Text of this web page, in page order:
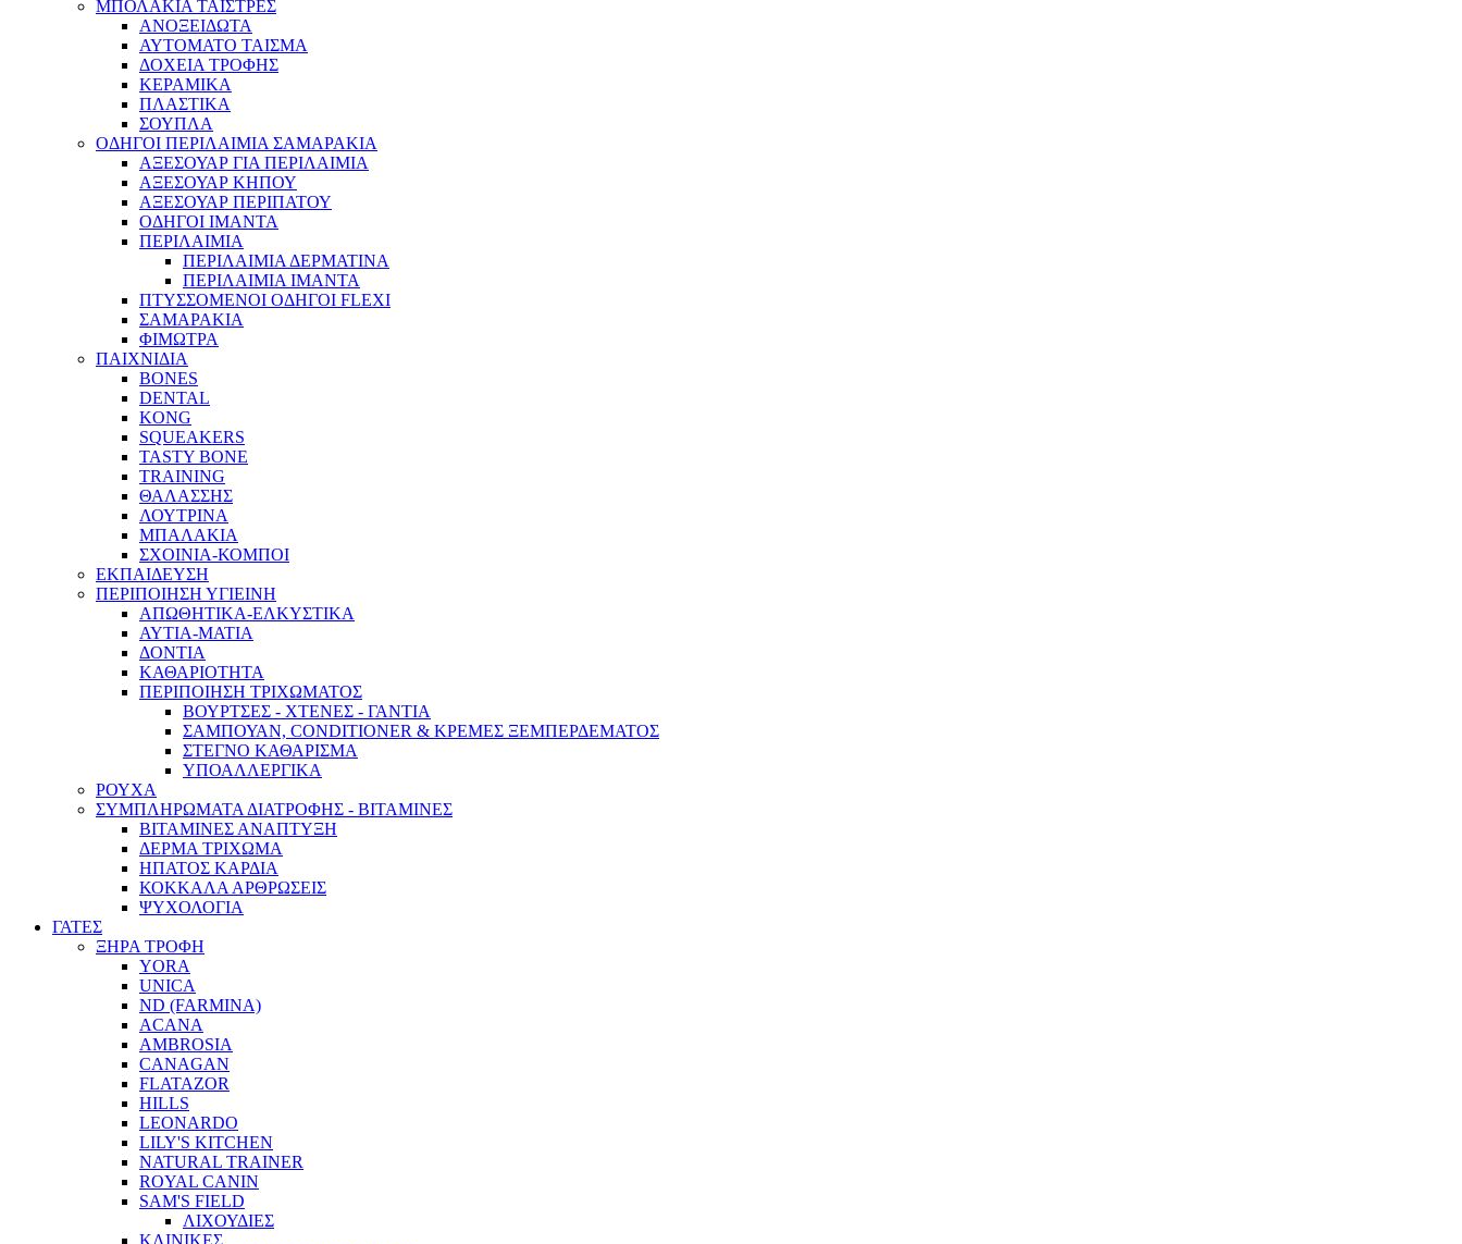
ΜΠΟΛΑΚΙΑ ΤΑΪΣΤΡΕΣ
ΑΝΟΞΕΙΔΩΤΑ
ΑΥΤΟΜΑΤΟ ΤΑΙΣΜΑ
ΔΟΧΕΙΑ ΤΡΟΦΗΣ
ΚΕΡΑΜΙΚΑ
ΠΛΑΣΤΙΚΑ
ΣΟΥΠΛΑ
ΟΔΗΓΟΙ ΠΕΡΙΛΑΙΜΙΑ ΣΑΜΑΡΑΚΙΑ
ΑΞΕΣΟΥΑΡ ΓΙΑ ΠΕΡΙΛΑΙΜΙΑ
ΑΞΕΣΟΥΑΡ ΚΗΠΟΥ
ΑΞΕΣΟΥΑΡ ΠΕΡΙΠΑΤΟΥ
ΟΔΗΓΟΙ ΙΜΑΝΤΑ
ΠΕΡΙΛΑΙΜΙΑ
ΠΕΡΙΛΑΙΜΙΑ ΔΕΡΜΑΤΙΝΑ
ΠΕΡΙΛΑΙΜΙΑ ΙΜΑΝΤΑ
ΠΤΥΣΣΟΜΕΝΟΙ ΟΔΗΓΟΙ FLEXI
ΣΑΜΑΡΑΚΙΑ
ΦΙΜΩΤΡΑ
ΠΑΙΧΝΙΔΙΑ
BONES
DENTAL
KONG
SQUEAKERS
TASTY BONE
TRAINING
ΘΑΛΑΣΣΗΣ
ΛΟΥΤΡΙΝΑ
ΜΠΑΛΑΚΙΑ
ΣΧΟΙΝΙΑ-ΚΟΜΠΟΙ
ΕΚΠΑΙΔΕΥΣΗ
ΠΕΡΙΠΟΙΗΣΗ ΥΓΙΕΙΝΗ
ΑΠΩΘΗΤΙΚΑ-ΕΛΚΥΣΤΙΚΑ
ΑΥΤΙΑ-ΜΑΤΙΑ
ΔΟΝΤΙΑ
ΚΑΘΑΡΙΟΤΗΤΑ
ΠΕΡΙΠΟΙΗΣΗ ΤΡΙΧΩΜΑΤΟΣ
ΒΟΥΡΤΣΕΣ - ΧΤΕΝΕΣ - ΓΑΝΤΙΑ
ΣΑΜΠΟΥΑΝ, CONDITIONER & ΚΡΕΜΕΣ ΞΕΜΠΕΡΔΕΜΑΤΟΣ
ΣΤΕΓΝΟ ΚΑΘΑΡΙΣΜΑ
ΥΠΟΑΛΛΕΡΓΙΚΑ
ΡΟΥΧΑ
ΣΥΜΠΛΗΡΩΜΑΤΑ ΔΙΑΤΡΟΦΗΣ - ΒΙΤΑΜΙΝΕΣ
ΒΙΤΑΜΙΝΕΣ ΑΝΑΠΤΥΞΗ
ΔΕΡΜΑ ΤΡΙΧΩΜΑ
ΗΠΑΤΟΣ ΚΑΡΔΙΑ
ΚΟΚΚΑΛΑ ΑΡΘΡΩΣΕΙΣ
ΨΥΧΟΛΟΓΙΑ
ΓΑΤΕΣ
ΞΗΡΑ ΤΡΟΦΗ
YORA
UNICA
ND (FARMINA)
ACANA
AMBROSIA
CANAGAN
FLATAZOR
HILLS
LEONARDO
LILY'S KITCHEN
NATURAL TRAINER
ROYAL CANIN
SAM'S FIELD
ΛΙΧΟΥΔΙΕΣ